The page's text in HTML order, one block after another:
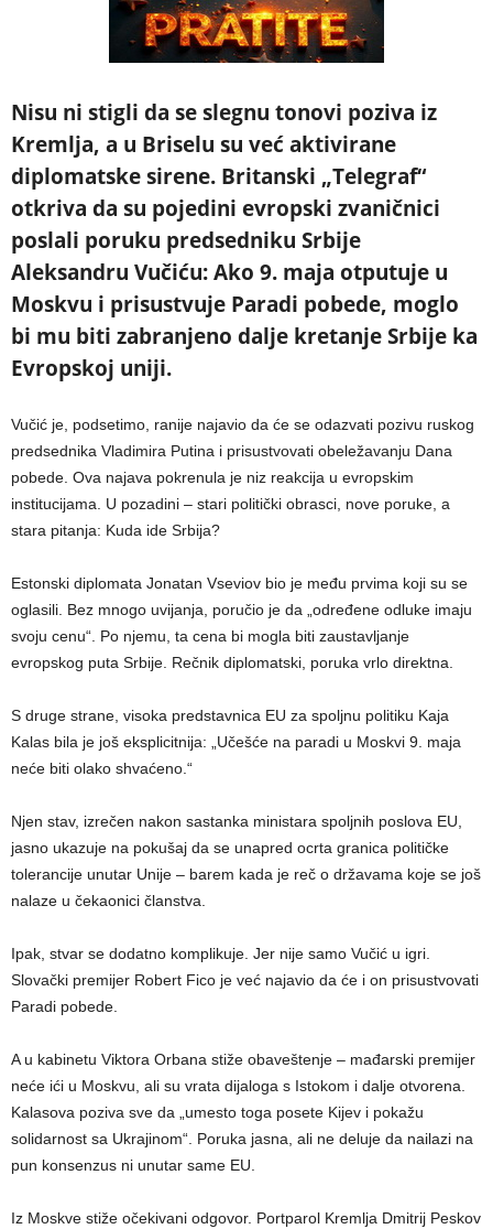
Nisu ni stigli da se slegnu tonovi poziva iz
Kremlja, a u Briselu su već aktivirane
diplomatske sirene. Britanski „Telegraf“
otkriva da su pojedini evropski zvaničnici
poslali poruku predsedniku Srbije
Aleksandru Vučiću: Ako 9. maja otputuje u
Moskvu i prisustvuje Paradi pobede, moglo
bi mu biti zabranjeno dalje kretanje Srbije ka
Evropskoj uniji.
Vučić je, podsetimo, ranije najavio da će se odazvati pozivu ruskog
predsednika Vladimira Putina i prisustvovati obeležavanju Dana
pobede. Ova najava pokrenula je niz reakcija u evropskim
institucijama. U pozadini – stari politički obrasci, nove poruke, a
stara pitanja: Kuda ide Srbija?
Estonski diplomata Jonatan Vseviov bio je među prvima koji su se
oglasili. Bez mnogo uvijanja, poručio je da „određene odluke imaju
svoju cenu“. Po njemu, ta cena bi mogla biti zaustavljanje
evropskog puta Srbije. Rečnik diplomatski, poruka vrlo direktna.
S druge strane, visoka predstavnica EU za spoljnu politiku Kaja
Kalas bila je još eksplicitnija: „Učešće na paradi u Moskvi 9. maja
neće biti olako shvaćeno.“
Njen stav, izrečen nakon sastanka ministara spoljnih poslova EU,
jasno ukazuje na pokušaj da se unapred ocrta granica političke
tolerancije unutar Unije – barem kada je reč o državama koje se još
nalaze u čekaonici članstva.
Ipak, stvar se dodatno komplikuje. Jer nije samo Vučić u igri.
Slovački premijer Robert Fico je već najavio da će i on prisustvovati
Paradi pobede.
A u kabinetu Viktora Orbana stiže obaveštenje – mađarski premijer
neće ići u Moskvu, ali su vrata dijaloga s Istokom i dalje otvorena.
Kalasova poziva sve da „umesto toga posete Kijev i pokažu
solidarnost sa Ukrajinom“. Poruka jasna, ali ne deluje da nailazi na
pun konsenzus ni unutar same EU.
Iz Moskve stiže očekivani odgovor. Portparol Kremlja Dmitrij Peskov